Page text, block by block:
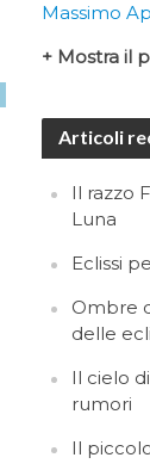
Massimo
+ Mostra il
Articoli
Il razzo
Luna
Eclissi
Ombre
delle
Il cielo
rumori
Il